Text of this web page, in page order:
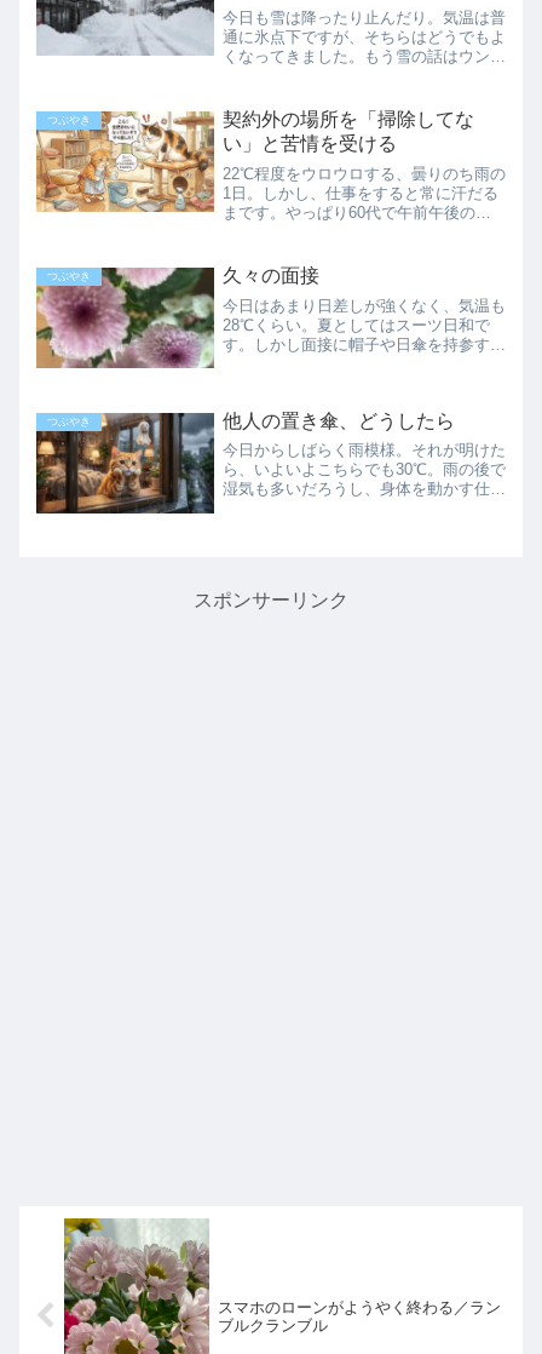
今日も雪は降ったり止んだり。気温は普
通に氷点下ですが、そちらはどうでもよ
くなってきました。もう雪の話はウンザ
は「日本の豪雪地帯」で生成したAI画像
ですが、実際にはこんな...
つぶやき
契約外の場所を「掃除してな
い」と苦情を受ける
22℃程度をウロウロする、曇りのち雨の
1日。しかし、仕事をすると常に汗だる
まです。やっぱり60代で午前午後の仕
言われる新しいパートの方で、いつも通
りオフィスのロビーにダ...
つぶやき 久々の面接
今日はあまり日差しが強くなく、気温も
28℃くらい。夏としてはスーツ日和で
す。しかし面接に帽子や日傘を持参する
図で見たより、駅から離れ...
つぶやき 他人の置き傘、どうしたら
今日からしばらく雨模様。それが明けた
ら、いよいよこちらでも30℃。雨の後で
湿気も多いだろうし、身体を動かす仕事
スポンサーリンク
スマホのローンがようやく終わる／ラン
ブルクランブル